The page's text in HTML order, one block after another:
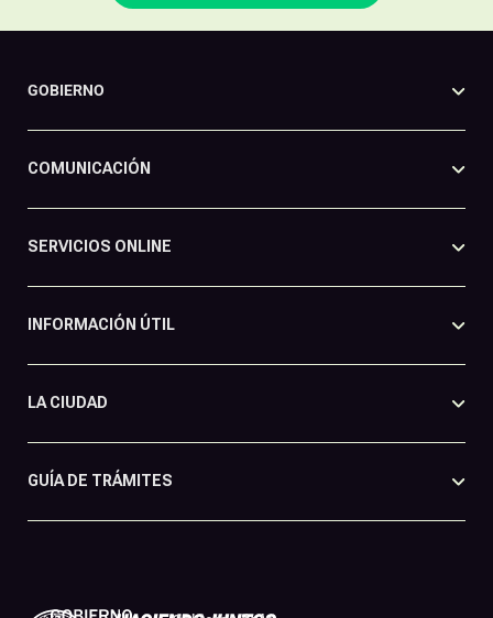
GOBIERNO
COMUNICACIÓN
SERVICIOS ONLINE
INFORMACIÓN ÚTIL
LA CIUDAD
GUÍA DE TRÁMITES